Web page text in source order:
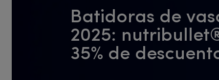
Batidoras de
2025:
35% de